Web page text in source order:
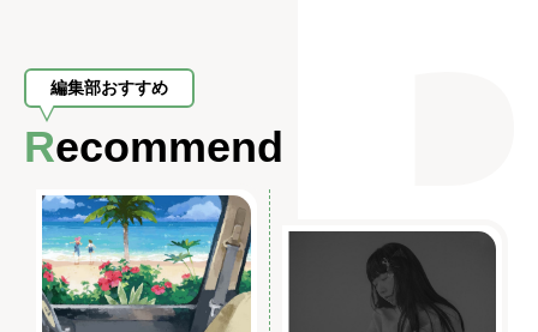
編集部おすすめ
Recommend